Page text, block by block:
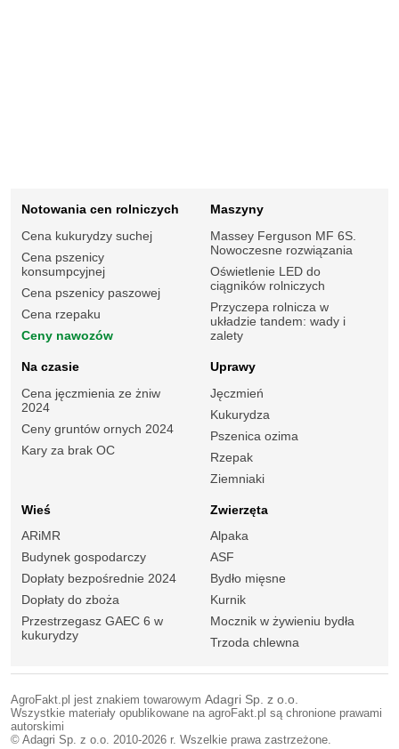
Notowania cen rolniczych
Cena kukurydzy suchej
Cena pszenicy
konsumpcyjnej
Cena pszenicy paszowej
Cena rzepaku
Ceny nawozów
Maszyny
Massey Ferguson MF 6S.
Nowoczesne rozwiązania
Oświetlenie LED do
ciągników rolniczych
Przyczepa rolnicza w
układzie tandem: wady i
zalety
Na czasie
Cena jęczmienia ze żniw
2024
Ceny gruntów ornych 2024
Kary za brak OC
Uprawy
Jęczmień
Kukurydza
Pszenica ozima
Rzepak
Ziemniaki
Wieś
ARiMR
Budynek gospodarczy
Dopłaty bezpośrednie 2024
Dopłaty do zboża
Przestrzegasz GAEC 6 w
kukurydzy
Zwierzęta
Alpaka
ASF
Bydło mięsne
Kurnik
Mocznik w żywieniu bydła
Trzoda chlewna
AgroFakt.pl jest znakiem towarowym Adagri Sp. z o.o.
Wszystkie materiały opublikowane na agroFakt.pl są chronione prawami
autorskimi
© Adagri Sp. z o.o. 2010-2026 r. Wszelkie prawa zastrzeżone.